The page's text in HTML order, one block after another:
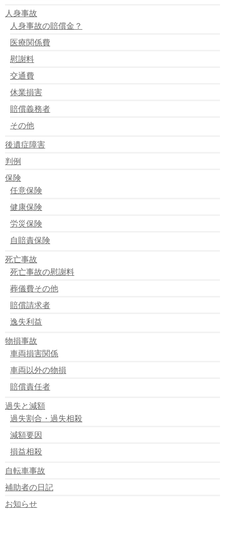
判例：自動車検問は任意であり車の利用の制約しなけれ
ば適法
判例：ひき逃げは罪が重い！ ～報告義務違反と救護義
務違反～
判例：近親者の付添看護費 ～無償の看護は損害になる
か？～
判例：交通事故の報告はすぐに行う ～14キロ離れてか
らの交通事故報告～
判例：免責を受ける運転供用者 ～自賠法３条但し書き
の立証～
判例：交通事故発生時の負傷者とは？ ～死亡が明白な
とき～
判例：傷害と労働と収入減 ～損害は収入減がなければ
認められない～
慰謝料の控除～
判例：ひき逃げに気づかなかった場合は？ ～救護、報
告義務違反の要件～
判例：死亡した幼児の養育費は？ ～養育費は控除しな
い～
判例：交通事故の量刑が重過ぎる！ ～刑が猶予された
判例～
判例：交通事故の報告に黙秘権は行使できない ～交通
事故は絶対報告～
判例：逸失利益の中間利息はなぜ年率５％なのか？～ラ
イプニッツ係数の根拠判例
人身事故
人身事故の賠償金？
医療関係費
慰謝料
交通費
休業損害
賠償義務者
その他
後遺症障害
判例
保険
任意保険
健康保険
労災保険
自賠責保険
死亡事故
死亡事故の慰謝料
葬儀費その他
賠償請求者
逸失利益
物損事故
車両損害関係
車両以外の物損
賠償責任者
過失と減額
過失割合・過失相殺
減額要因
損益相殺
自転車事故
補助者の日記
お知らせ